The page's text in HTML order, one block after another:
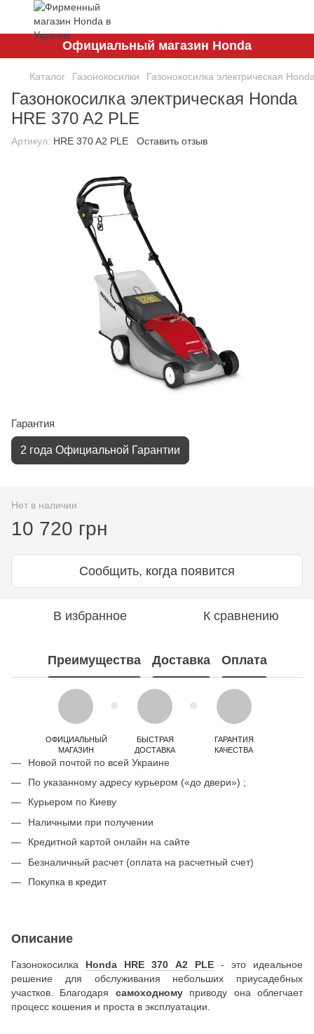
Официальный магазин Honda
Каталог Газонокосилки Газонокосилка электрическая
Газонокосилка электрическая Honda
HRE 370 A2 PLE
Артикул: HRE 370 A2 PLE Оставить отзыв
Гарантия
2 года Официальной Гарантии
Нет в наличии
10 720 грн
Сообщить, когда появится
В избранное К сравнению
Преимущества Доставка Оплата
ОФИЦИАЛЬНЫЙ
МАГАЗИН
БЫСТРАЯ
ДОСТАВКА
ГАРАНТИЯ
КАЧЕСТВА
Новой почтой по всей Украине
По указанному адресу курьером («до двери») ;
Курьером по Киеву
Наличными при получении
Кредитной картой онлайн на сайте
Безналичный расчет (оплата на расчетный счет)
Покупка в кредит
Описание
Газонокосилка Honda HRE 370 A2 PLE- это идеальное
решение для обслуживания небольших приусадебных
участков. Благодаря самоходному приводу она облегчает
процесс кошения и проста в эксплуатации.